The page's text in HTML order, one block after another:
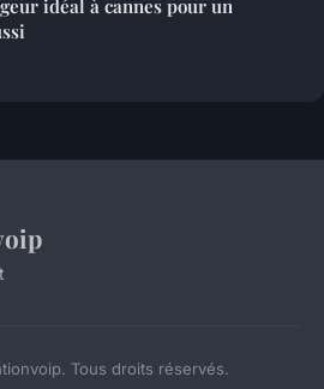
idéal à cannes pour un
Tous droits réservés.